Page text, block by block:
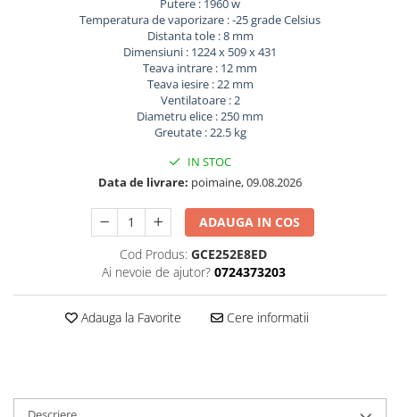
Putere : 1960 w
Temperatura de vaporizare : -25 grade Celsius
Distanta tole : 8 mm
Dimensiuni : 1224 x 509 x 431
Teava intrare : 12 mm
Teava iesire : 22 mm
Ventilatoare : 2
Diametru elice : 250 mm
Greutate : 22.5 kg
IN STOC
Data de livrare: poimaine, 09.08.2026
ADAUGA IN COS
Cod Produs: GCE252E8ED
Ai nevoie de ajutor? 0724373203
Adauga la Favorite Cere informatii